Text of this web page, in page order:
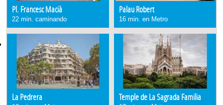
Pl. Francesc Macià
22 min. caminando
Palau Robert
16 min. en Metro
La Pedrera Temple de La Sagrada Familia